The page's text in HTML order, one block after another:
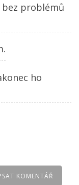
problémů
ho
KOMENTÁŘ